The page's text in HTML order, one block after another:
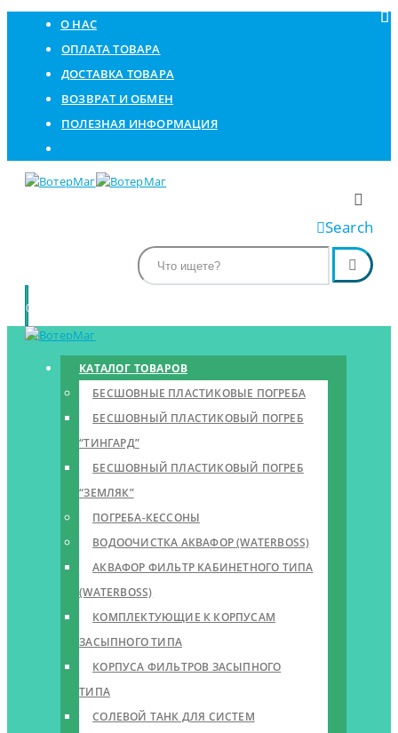
О НАС
ОПЛАТА ТОВАРА
ДОСТАВКА ТОВАРА
ВОЗВРАТ И ОБМЕН
ПОЛЕЗНАЯ ИНФОРМАЦИЯ
Search
0
КАТАЛОГ ТОВАРОВ
БЕСШОВНЫЕ ПЛАСТИКОВЫЕ ПОГРЕБА
БЕСШОВНЫЙ ПЛАСТИКОВЫЙ ПОГРЕБ
“ТИНГАРД”
БЕСШОВНЫЙ ПЛАСТИКОВЫЙ ПОГРЕБ
“ЗЕМЛЯК”
ПОГРЕБА-КЕССОНЫ
ВОДООЧИСТКА АКВАФОР (WATERBOSS)
АКВАФОР ФИЛЬТР КАБИНЕТНОГО ТИПА
(WATERBOSS)
КОМПЛЕКТУЮЩИЕ К КОРПУСАМ
ЗАСЫПНОГО ТИПА
КОРПУСА ФИЛЬТРОВ ЗАСЫПНОГО
ТИПА
СОЛЕВОЙ ТАНК ДЛЯ СИСТЕМ